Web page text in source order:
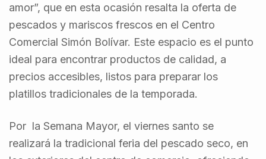
amor”, que en esta ocasión resalta la oferta de
pescados y mariscos frescos en el Centro
Comercial Simón Bolívar. Este espacio es el punto
ideal para encontrar productos de calidad, a
precios accesibles, listos para preparar los
platillos tradicionales de la temporada.
Por la Semana Mayor, el viernes santo se
realizará la tradicional feria del pescado seco, en